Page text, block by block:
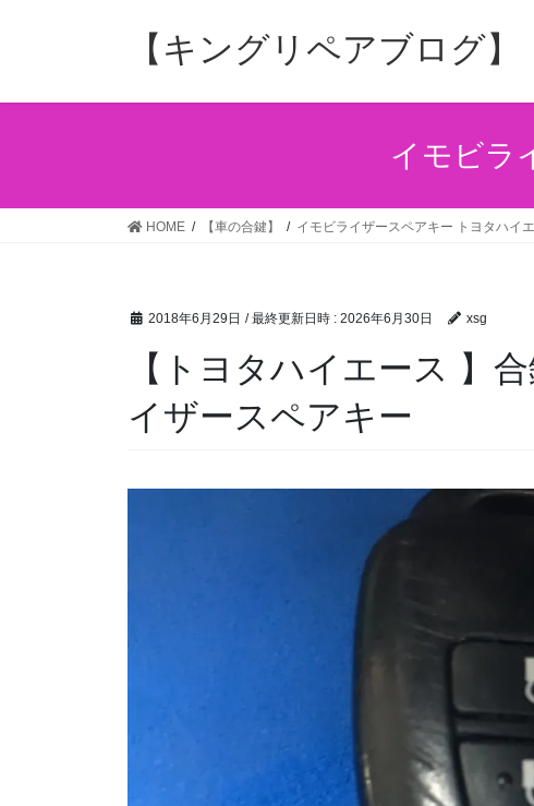
【キングリペアブログ】
イモビラ
HOME 【車の合鍵】 イモビライザースペアキー トヨタハイ
2018年6月29日 / 最終更新日時 : 2026年6月30日 xsg
【トヨタハイエース 】
イザースペアキー